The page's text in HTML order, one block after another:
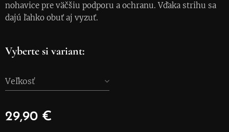
nohavice pre väčšiu podporu a ochranu. Vďaka strihu sa
dajú ľahko obuť aj vyzuť.
Vyberte si variant:
Veľkosť
29,90 €